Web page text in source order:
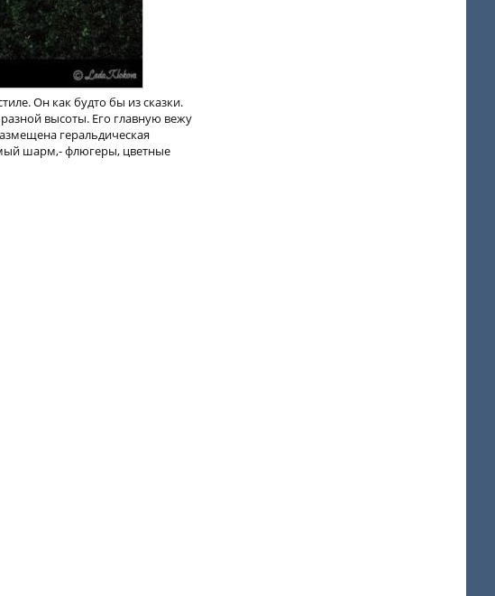
Он как будто бы из сказки.
высоты. Его главную вежу
геральдическая
шарм,- флюгеры, цветные